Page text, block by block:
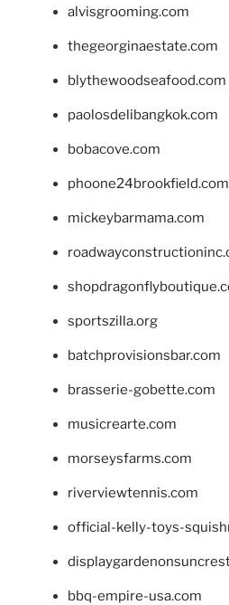
alvisgrooming.com
thegeorginaestate.com
blythewoodseafood.com
paolosdelibangkok.com
bobacove.com
phoone24brookfield.com
mickeybarmama.com
sportszilla.org
batchprovisionsbar.com
brasserie-gobette.com
musicrearte.com
morseysfarms.com
riverviewtennis.com
official-kelly-toys-
bbq-empire-usa.com